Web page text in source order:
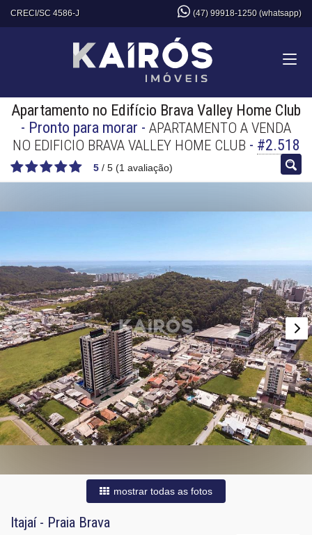
CRECI/SC 4586-J (47) 99918-1250 (whatsapp)
Apartamento no Edifício Brava Valley Home Club
- Pronto para morar - APARTAMENTO A VENDA
NO EDIFICIO BRAVA VALLEY HOME CLUB - #2.518
5 / 5 (1 avaliação)
mostrar todas as fotos
Itajaí- Praia Brava